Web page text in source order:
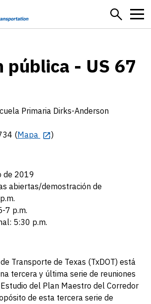
pública - US 67
Primaria Dirks-Anderson
(Mapa
)
de 2019
abiertas/demostración de
7 p.m.
5:30 p.m.
Transporte de Texas (TxDOT) está
tercera y última serie de reuniones
del Plan Maestro del Corredor
de esta tercera serie de